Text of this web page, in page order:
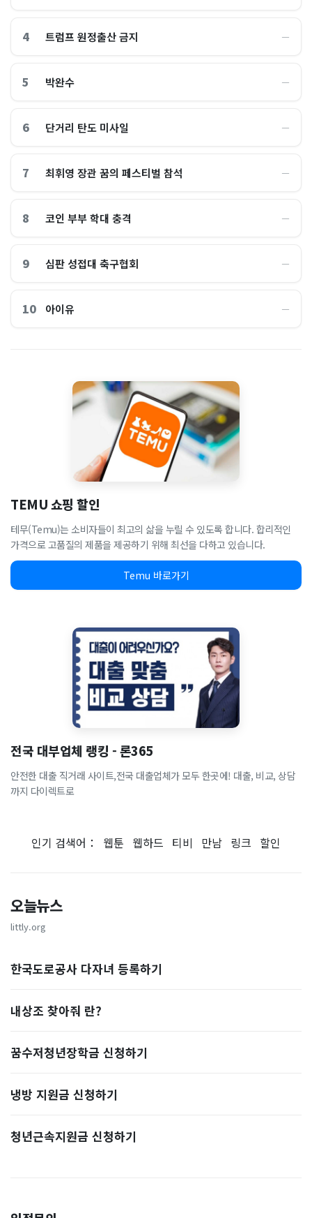
4 트럼프 원정출산 금지 ―
5 박완수 ―
6 단거리 탄도 미사일 ―
7 최휘영 장관 꿈의 페스티벌 참석 ―
8 코인 부부 학대 충격 ―
9 심판 성접대 축구협회 ―
10 아이유 ―
TEMU 쇼핑 할인
테무(Temu)는 소비자들이 최고의 삶을 누릴 수 있도록 합니다. 합리적인
가격으로 고품질의 제품을 제공하기 위해 최선을 다하고 있습니다.
Temu 바로가기
전국 대부업체 랭킹 - 론365
안전한 대출 직거래 사이트,전국 대출업체가 모두 한곳에! 대출, 비교, 상담
까지 다이렉트로
인기 검색어： 웹툰 웹하드 티비 만남 링크 할인
오늘뉴스
littly.org
한국도로공사 다자녀 등록하기
내상조 찾아줘 란?
꿈수저청년장학금 신청하기
냉방 지원금 신청하기
청년근속지원금 신청하기